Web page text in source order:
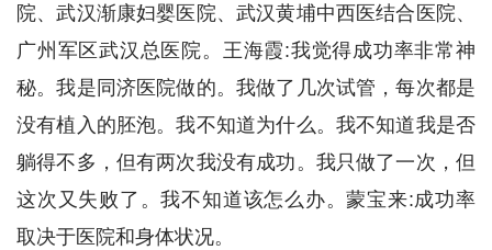
院、武汉渐康妇婴医院、武汉黄埔中西医结合医院、
广州军区武汉总医院。王海霞:我觉得成功率非常神
秘。我是同济医院做的。我做了几次试管，每次都是
没有植入的胚泡。我不知道为什么。我不知道我是否
躺得不多，但有两次我没有成功。我只做了一次，但
这次又失败了。我不知道该怎么办。蒙宝来:成功率
取决于医院和身体状况。